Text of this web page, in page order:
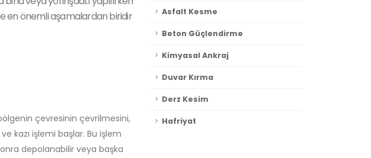
en önemli aşamalardan biridir
çevresinin çevrilmesini,
kazı işlemi başlar. Bu işlem
depolanabilir veya başka
Asfalt Kesme
Beton Güçlendirme
Kimyasal Ankraj
Duvar Kırma
Derz Kesim
Hafriyat